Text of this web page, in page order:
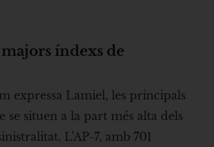
majors índexs de
expressa Lamiel, les principals
se situen a la part més alta dels
L’AP-7, amb 701